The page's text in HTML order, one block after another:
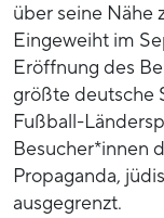
über seine Nähe
Eingeweiht im
Eröffnung des
größte deutsche
Fußball-
Besucher*innen
Propaganda,
ausgegrenzt.